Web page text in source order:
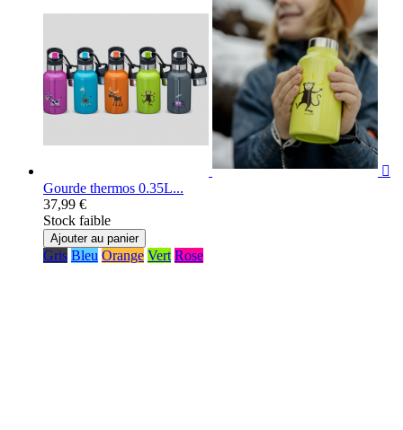

Gourde thermos 0.35L...
37,99 €
Stock faible
Ajouter au panier
Gris Bleu Orange Vert Rose